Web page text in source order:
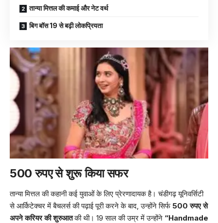
तान्या मित्तल की कमाई और नेट वर्थ
बिग बॉस 19 से बढ़ी लोकप्रियता
500 रुपए से शुरू किया सफर
तान्या मित्तल की कहानी कई युवाओं के लिए प्रेरणादायक है। चंडीगढ़ यूनिवर्सिटी
से आर्किटेक्चर में बैचलर्स की पढ़ाई पूरी करने के बाद, उन्होंने सिर्फ 500 रुपए से
अपने करियर की शुरुआतकी थी। 19 साल की उम्र में उन्होंने “Handmade